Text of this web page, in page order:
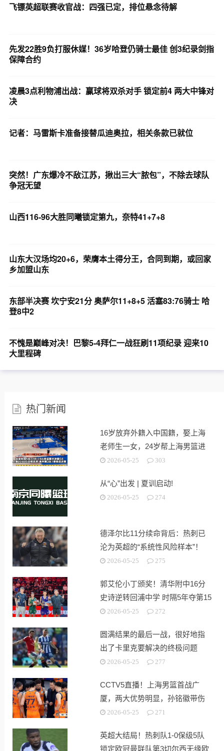
飞镖英超联赛收官战：四强已定，排位悬念待解
先发22胜9负打服休媒！36岁哈登仍骑士最佳 创3纪录剑指
保障合约
凌晨3点利物浦出战：赢球将双杀对手 锁定前4 两大中锋对
决
记者：马雷斯卡准备接替瓜迪奥拉，相关条款已就位
突然！广东爆冷不敌江苏，揪出三大“脓包”，不除去球队
争冠无望
山西116-96大胜同曦锁定第九，奈特41+7+8
山东大汉场均20+6，荣膺本土得分王，合同到期，或回家
乡加盟山东
东部半决赛 坎宁安21分 奥萨尔11+8+5 活塞83:76骑士 哈
登8中2
不愧是巅峰对决！巴黎5-4拜仁一战狂刷11项纪录 迎来10
大里程碑
热门新闻
16岁放弃外籍入中国籍，娶上海
老师生一女，24岁帮上海男篮进
决赛
2026-05-25 303
从“心”出发 | 夏训启动!
2026-05-25 274
德泽尔比11分续命背后：热刺已
沦为英超的“系统性风险样本”！
2026-05-25 275
郭艾伦小丁颁奖！清华附中16分
史诗逆转回浦中学 时隔5年夺第15
冠2026-05-25 272
圆满结果的最后一战，很好地指
出了卡里克要解决的终极问题
2026-05-25 277
CCTV5直播！上海男篮首战广
厦，两大优势明显，孙铭徽带伤
出战！
2026-05-25 271
英超大结局！热刺队1-0保级5队
锁定欧冠曼联队第3切尔西无缘欧